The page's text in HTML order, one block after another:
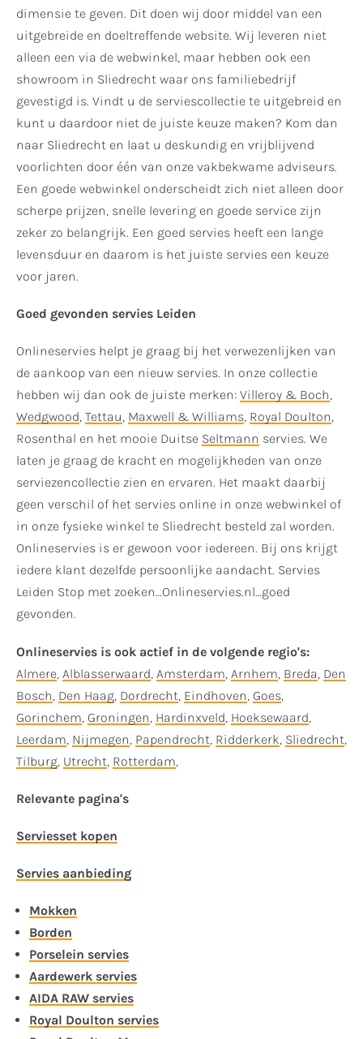
dimensie te geven. Dit doen wij door middel van een
uitgebreide en doeltreffende website. Wij leveren niet
alleen een via de webwinkel, maar hebben ook een
showroom in Sliedrecht waar ons familiebedrijf
gevestigd is. Vindt u de serviescollectie te uitgebreid en
kunt u daardoor niet de juiste keuze maken? Kom dan
naar Sliedrecht en laat u deskundig en vrijblijvend
voorlichten door één van onze vakbekwame adviseurs.
Een goede webwinkel onderscheidt zich niet alleen door
scherpe prijzen, snelle levering en goede service zijn
zeker zo belangrijk. Een goed servies heeft een lange
levensduur en daarom is het juiste servies een keuze
voor jaren.
Goed gevonden servies Leiden
Onlineservies helpt je graag bij het verwezenlijken van
de aankoop van een nieuw servies. In onze collectie
hebben wij dan ook de juiste merken: Villeroy & Boch,
Wedgwood, Tettau, Maxwell & Williams, Royal Doulton,
Rosenthal en het mooie Duitse Seltmann servies. We
laten je graag de kracht en mogelijkheden van onze
serviezencollectie zien en ervaren. Het maakt daarbij
geen verschil of het servies online in onze webwinkel of
in onze fysieke winkel te Sliedrecht besteld zal worden.
Onlineservies is er gewoon voor iedereen. Bij ons krijgt
iedere klant dezelfde persoonlijke aandacht. Servies
Leiden Stop met zoeken…Onlineservies.nl…goed
gevonden.
Onlineservies is ook actief in de volgende regio's:
Almere, Alblasserwaard, Amsterdam, Arnhem, Breda, Den
Bosch, Den Haag, Dordrecht, Eindhoven, Goes,
Gorinchem, Groningen, Hardinxveld, Hoeksewaard,
Leerdam, Nijmegen, Papendrecht, Ridderkerk, Sliedrecht,
Tilburg, Utrecht, Rotterdam,
Relevante pagina's
Serviesset kopen
Servies aanbieding
Mokken
Borden
Porselein servies
Aardewerk servies
AIDA RAW servies
Royal Doulton servies